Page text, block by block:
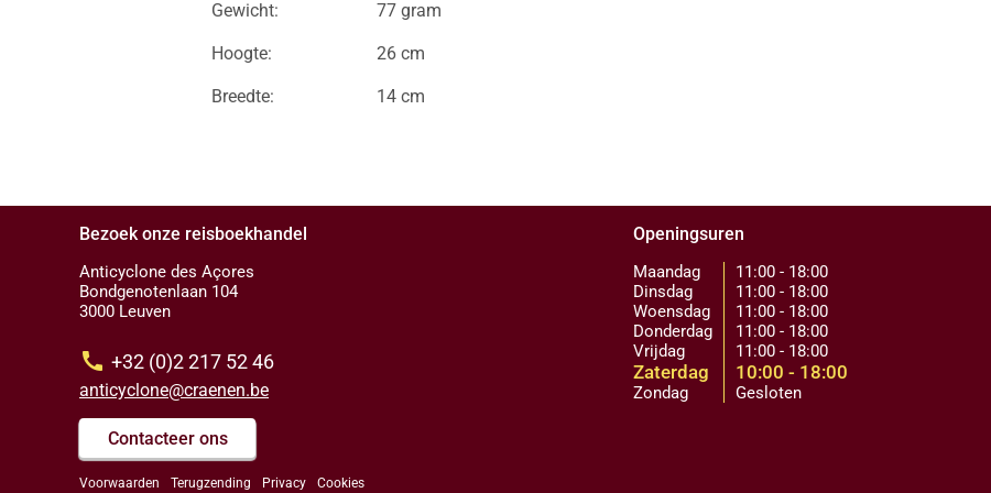
Gewicht: 77 gram
Hoogte: 26 cm
Breedte: 14 cm
Bezoek onze reisboekhandel
Anticyclone des Açores
Bondgenotenlaan 104
3000 Leuven
call +32 (0)2 217 52 46
anticyclone@craenen.be
Contacteer ons
Voorwaarden Terugzending Privacy Cookies
Openingsuren
Maandag
Dinsdag
Woensdag
Donderdag
Vrijdag
Zaterdag
Zondag
11:00 - 18:00
11:00 - 18:00
11:00 - 18:00
11:00 - 18:00
11:00 - 18:00
10:00 - 18:00
Gesloten